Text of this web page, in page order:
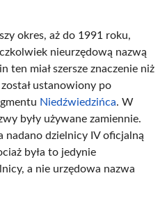
okres, aż do 1991 roku,
nieurzędową nazwą
ten miał szersze znaczenie niż
ustanowiony po
Niedźwiedzińca. W
były używane zamiennie.
nadano dzielnicy IV oficjalną
była to jedynie
a nie urzędowa nazwa